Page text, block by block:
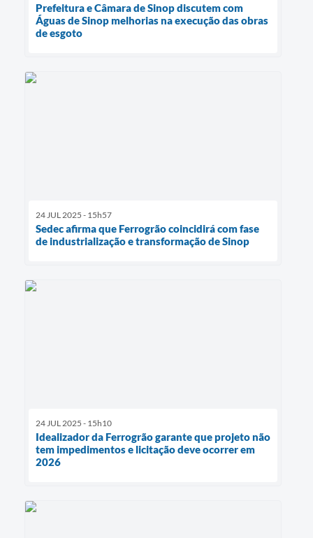
Prefeitura e Câmara de Sinop discutem com
Águas de Sinop melhorias na execução das obras
de esgoto
24 JUL 2025 - 15h57
Sedec afirma que Ferrogrão coincidirá com fase
de industrialização e transformação de Sinop
24 JUL 2025 - 15h10
Idealizador da Ferrogrão garante que projeto não
tem impedimentos e licitação deve ocorrer em
2026